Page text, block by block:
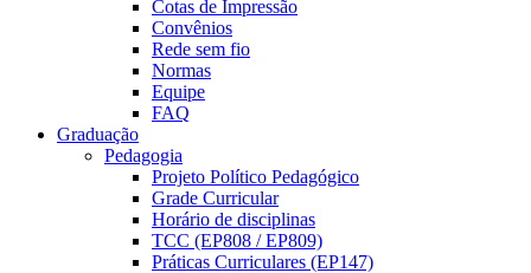
Cotas de Impressão
Convênios
Rede sem fio
Normas
Equipe
FAQ
Graduação
Pedagogia
Projeto Político Pedagógico
Grade Curricular
Horário de disciplinas
TCC (EP808 / EP809)
Práticas Curriculares (EP147)